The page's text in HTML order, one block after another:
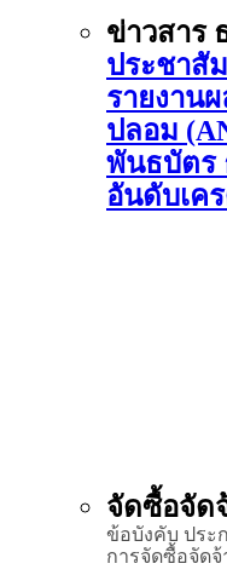
ข่าวสาร
ประชาสั
รายงาน
ปลอม
พันธบัตร
อันดับเค
จัดซื้อจัด
ข้อบังคับ ประ
การจัดซื้อจัดจ้